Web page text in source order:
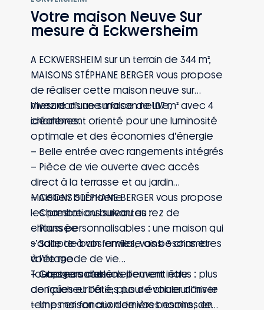
Votre maison Neuve Sur
mesure à Eckwersheim
A ECKWERSHEIM sur un terrain de 344 m²,
MAISONS STÉPHANE BERGER vous propose
de réaliser cette maison neuve sur
mesure d’une surface de 107 m² avec 4
chambres.
Vivez dans une maison neuve,
idéalement orienté pour une luminosité
optimale et des économies d’énergie
– Belle entrée avec rangements intégrés
– Pièce de vie ouverte avec accès
direct à la terrasse et au jardin
– Cellier/ buanderie
– Chambre ou bureau au rez de
chaussée
– Salle de bain familiale ainsi 3 chambres
à l’étage
– Garage accolé
MAISONS STÉPHANE BERGER vous propose
les prestations suivantes :
– Plans personnalisables : une maison qui
s’adapte à vos envies, vos besoins et
votre mode de vie
– Capteurs d’ensoleillement inclus : plus
de fraîcheur l’été, plus de chaleur l’hiver
– Une maison aux dernières normes en
Toutes nos maisons peuvent être
conçues et bâties pour évoluer dans le
temps en fonction de vos besoins, de